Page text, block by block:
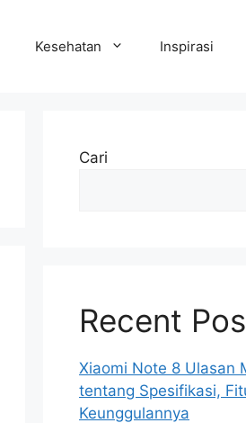
Kesehatan Inspirasi
Cari
Recent
Xiaomi Note 8 Ulasan
tentang Spesifikasi,
Keunggulannya